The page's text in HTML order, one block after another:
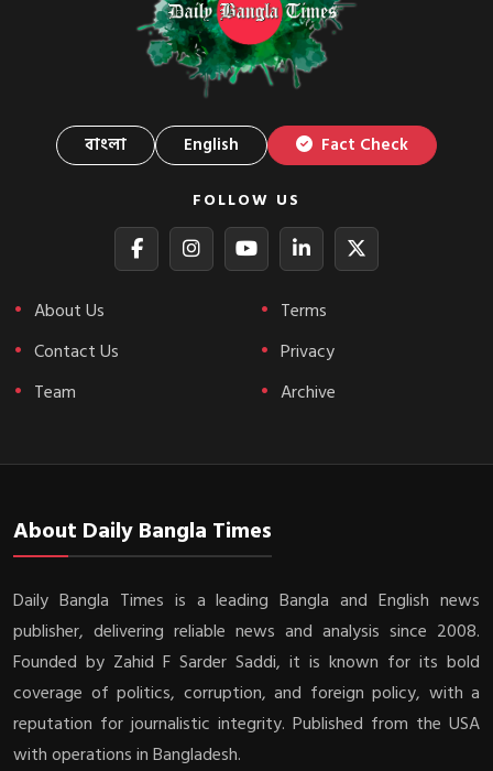
বাংলা English Fact Check
FOLLOW US
About Us
Contact Us
Team
Terms
Privacy
Archive
About Daily Bangla Times
Daily Bangla Times is a leading Bangla and English news
publisher, delivering reliable news and analysis since 2008.
Founded by Zahid F Sarder Saddi, it is known for its bold
coverage of politics, corruption, and foreign policy, with a
reputation for journalistic integrity. Published from the USA
with operations in Bangladesh.